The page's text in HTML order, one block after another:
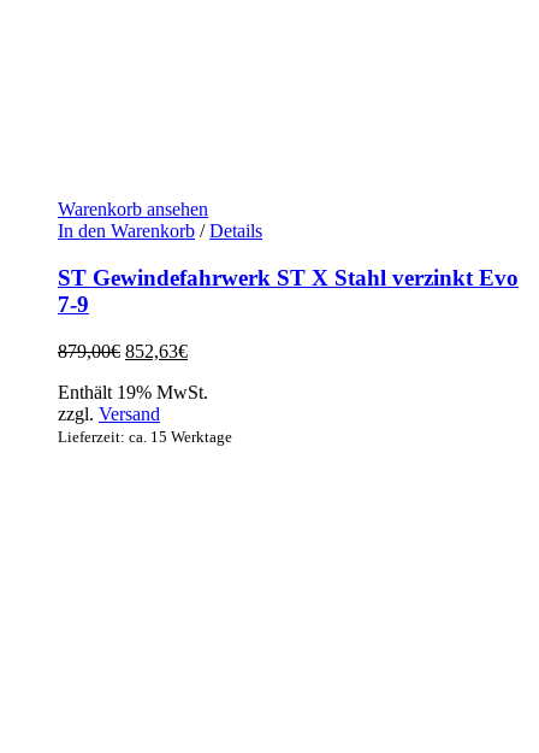
Warenkorb ansehen
In den Warenkorb / Details
ST Gewindefahrwerk ST X Stahl verzinkt Evo
7-9
879,00€ Ursprünglicher
war:
879,00€
852,63€Aktueller
ist:
Enthält 19% MwSt.
zzgl. Versand
Lieferzeit: ca. 15 Werktage